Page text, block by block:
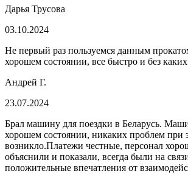
Дарья Трусова
03.10.2024
Не первый раз пользуемся данным
хорошем состоянии, все быстро и без
Андрей Г.
23.07.2024
Брал машину для поездки в Беларусь.
хорошем состоянии, никаких проблем при
возникло.Платежи честные, персонал
объяснили и показали, всегда были на
положительные впечатления от